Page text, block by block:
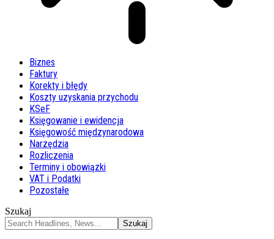
Biznes
Faktury
Korekty i błędy
Koszty uzyskania przychodu
KSeF
Księgowanie i ewidencja
Księgowość międzynarodowa
Narzędzia
Rozliczenia
Terminy i obowiązki
VAT i Podatki
Pozostałe
Szukaj